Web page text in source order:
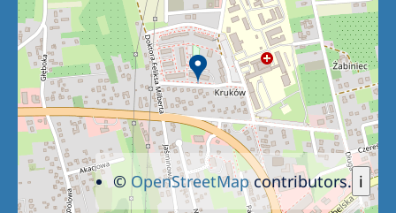
i
© OpenStreetMapcontributors.